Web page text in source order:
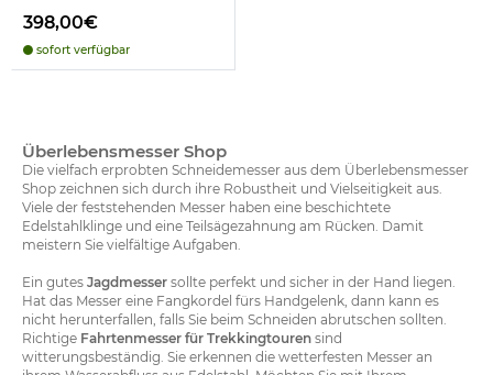
398,00€
sofort verfügbar
Überlebensmesser Shop
Die vielfach erprobten Schneidemesser aus dem Überlebensmesser
Shop zeichnen sich durch ihre Robustheit und Vielseitigkeit aus.
Viele der feststehenden Messer haben eine beschichtete
Edelstahlklinge und eine Teilsägezahnung am Rücken. Damit
meistern Sie vielfältige Aufgaben.
Ein gutes Jagdmesser sollte perfekt und sicher in der Hand liegen.
Hat das Messer eine Fangkordel fürs Handgelenk, dann kann es
nicht herunterfallen, falls Sie beim Schneiden abrutschen sollten.
Richtige Fahrtenmesser für Trekkingtouren sind
witterungsbeständig. Sie erkennen die wetterfesten Messer an